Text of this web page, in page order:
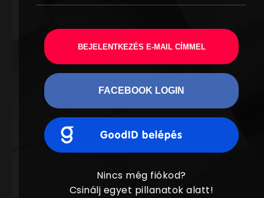
BEJELENTKEZÉS E-MAIL CÍMMEL
FACEBOOK LOGIN
Nincs még fiókod?
Csinálj egyet pillanatok alatt!